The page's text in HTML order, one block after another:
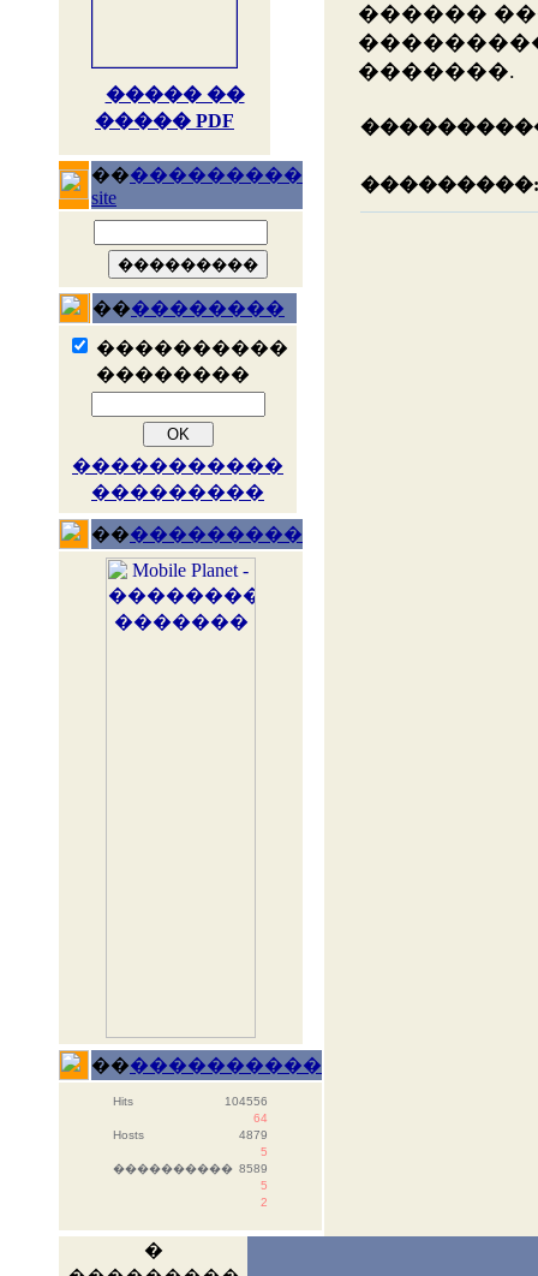
����� ��
����� PDF
�����������
site
����������
����������
��������
�����������
���������
�����������
������������
Hits
104556
64
Hosts
4879
5
���������� 8589
5
2
������
�������.
���������:
�